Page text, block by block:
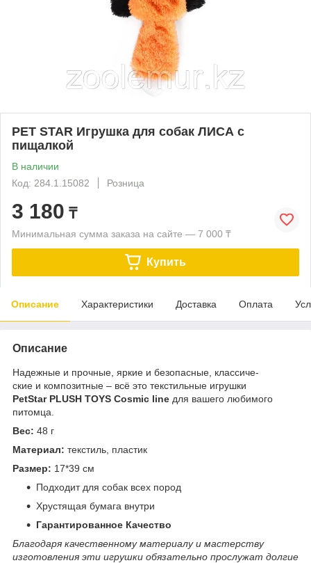
PET STAR Игрушка для собак ЛИСА с
пищалкой
В наличии
Код: 284.1.15082
Розница
3 180 ₸
Минимальная сумма заказа на сайте — 7 000 ₸
Купить
Описание Характеристики Доставка Оплата
Описание
Надежные и прочные, яркие и безопасные, классиче-
ские и композитные – всё это текстильные игрушки
PetStar PLUSH TOYS Cosmic line для вашего любимого
питомца.
Вес: 48 г
Материал: текстиль, пластик
Размер: 17*39 см
Подходит для собак всех пород
Хрустящая бумага внутри
Гарантированное Качество
Благодаря качественному материалу и мастерству
изготовления эти игрушки обязательно прослужат долгие